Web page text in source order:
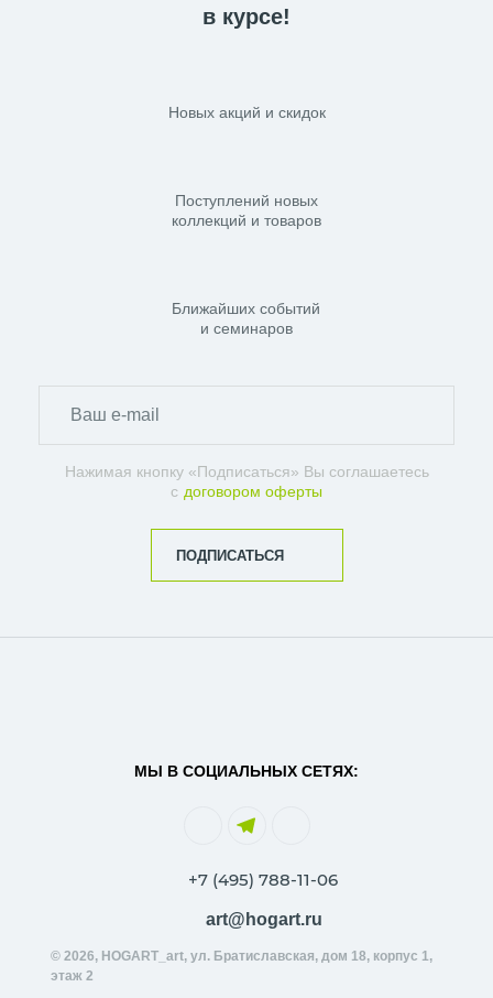
в курсе!
Новых акций и скидок
Поступлений новых
коллекций и товаров
Ближайших событий
и семинаров
Нажимая кнопку «Подписаться» Вы соглашаетесь
с договором оферты
ПОДПИСАТЬСЯ
МЫ В СОЦИАЛЬНЫХ СЕТЯХ:
+7 (495) 788-11-06
art@hogart.ru
© 2026, HOGART_art, ул. Братиславская, дом 18, корпус 1,
этаж 2